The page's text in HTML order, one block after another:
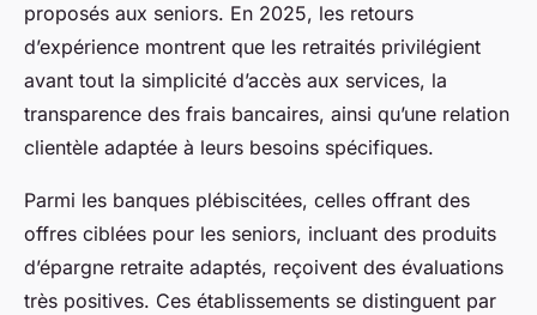
proposés aux seniors. En 2025, les retours
d’expérience montrent que les retraités privilégient
avant tout la simplicité d’accès aux services, la
transparence des frais bancaires, ainsi qu’une relation
clientèle adaptée à leurs besoins spécifiques.
Parmi les banques plébiscitées, celles offrant des
offres ciblées pour les seniors, incluant des produits
d’épargne retraite adaptés, reçoivent des évaluations
très positives. Ces établissements se distinguent par